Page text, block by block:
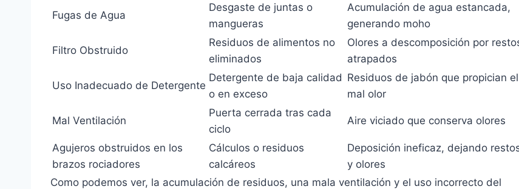
Fugas de Agua
Desgaste de juntas o
mangueras
Acumulación de agua estancada,
generando moho
Filtro Obstruido
Residuos de alimentos no
eliminados
Olores a descomposición por
atrapados
Uso Inadecuado de Detergente
Detergente de baja calidad
o en exceso
Residuos de jabón que propician el
mal olor
Mal Ventilación
Puerta cerrada tras cada
ciclo
Aire viciado que conserva olores
Agujeros obstruidos en los
brazos rociadores
Cálculos o residuos
calcáreos
Deposición ineficaz, dejando
y olores
Como podemos ver, la acumulación de residuos, una mala ventilación y el uso incorrecto del